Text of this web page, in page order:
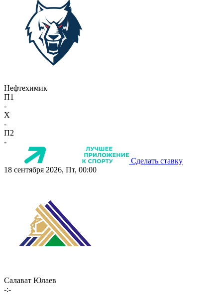
Нефтехимик
П1
-
X
-
П2
-
Сделать ставку
18 сентября 2026, Пт, 00:00
Салават Юлаев
-:-